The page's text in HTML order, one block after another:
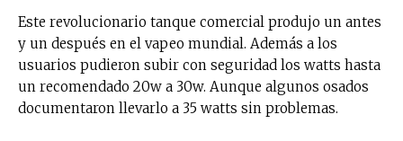
Este revolucionario tanque comercial produjo un antes
y un después en el vapeo mundial. Además a los
usuarios pudieron subir con seguridad los watts hasta
un recomendado 20w a 30w. Aunque algunos osados
documentaron llevarlo a 35 watts sin problemas.